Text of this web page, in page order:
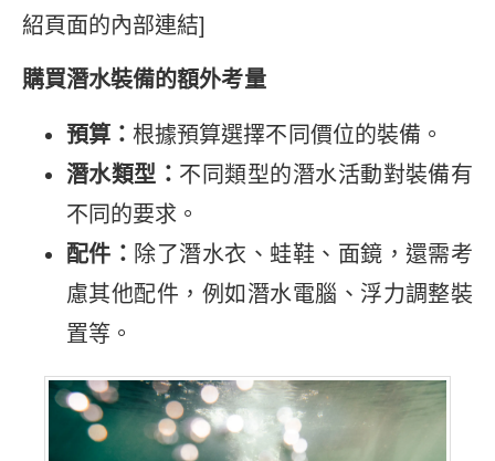
紹頁面的內部連結]
購買潛水裝備的額外考量
預算：根據預算選擇不同價位的裝備。
潛水類型： 不同類型的潛水活動對裝備有
不同的要求。
配件： 除了潛水衣、蛙鞋、面鏡，還需考
慮其他配件，例如潛水電腦、浮力調整裝
置等。